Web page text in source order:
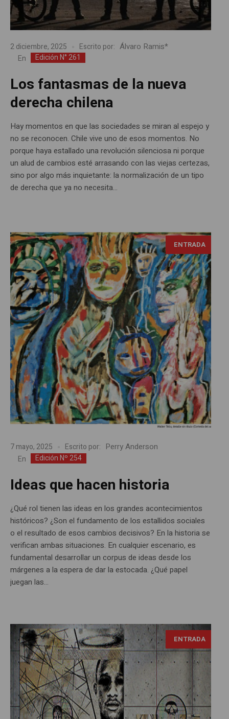
2 diciembre, 2025 Escrito por: Álvaro Ramis*
En Edición N° 261
Los fantasmas de la nueva
derecha chilena
Hay momentos en que las sociedades se miran al espejo y
no se reconocen. Chile vive uno de esos momentos. No
porque haya estallado una revolución silenciosa ni porque
un alud de cambios esté arrasando con las viejas certezas,
sino por algo más inquietante: la normalización de un tipo
de derecha que ya no necesita...
ENTRADA
7 mayo, 2025 Escrito por: Perry Anderson
En Edición Nº 254
Ideas que hacen historia
¿Qué rol tienen las ideas en los grandes acontecimientos
históricos? ¿Son el fundamento de los estallidos sociales
o el resultado de esos cambios decisivos? En la historia se
verifican ambas situaciones. En cualquier escenario, es
fundamental desarrollar un corpus de ideas desde los
márgenes a la espera de dar la estocada. ¿Qué papel
juegan las...
ENTRADA
Omar Rivillas, detalle sin título, instalación (Cortesía del
autor)